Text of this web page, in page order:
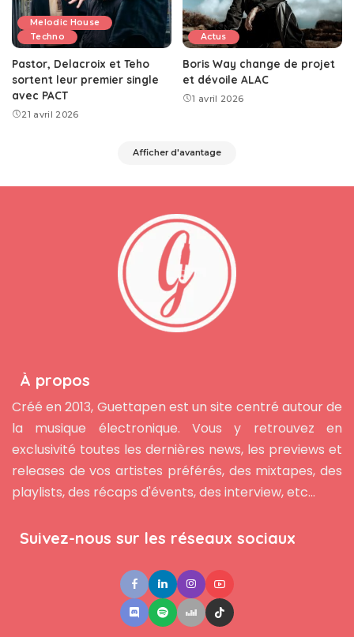
Melodic House
Techno
Pastor, Delacroix et Teho
sortent leur premier single
avec PACT
21 avril 2026
Actus
Boris Way change de projet
et dévoile ALAC
1 avril 2026
Afficher d'avantage
À propos
Créé en 2013, Guettapen est un site centré autour de
la musique électronique. Vous y retrouvez en
exclusivité toutes les dernières news, les previews et
releases de vos artistes préférés, des mixtapes, des
playlists, des récaps d'évents, des interview, etc...
Suivez-nous sur les réseaux sociaux